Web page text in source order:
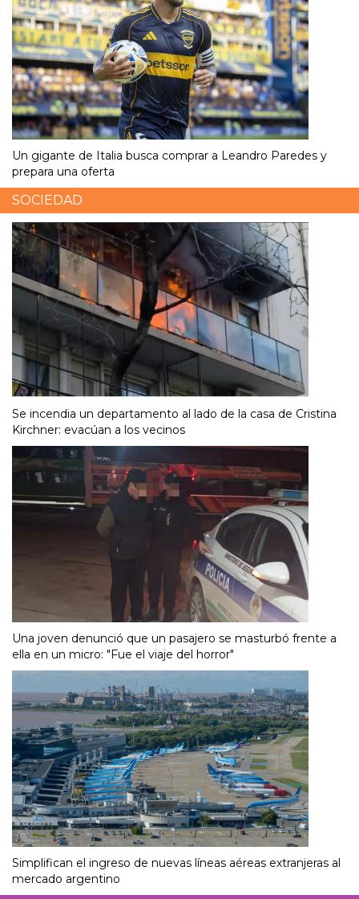
Un gigante de Italia busca comprar a Leandro Paredes y
prepara una oferta
SOCIEDAD
Se incendia un departamento al lado de la casa de Cristina
Kirchner: evacúan a los vecinos
Una joven denunció que un pasajero se masturbó frente a
ella en un micro: "Fue el viaje del horror"
Simplifican el ingreso de nuevas líneas aéreas extranjeras al
mercado argentino